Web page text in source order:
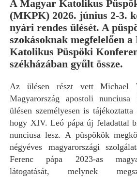
A Magyar Katolikus
(MKPK) 2026. június 2-3.
nyári rendes ülését. A
szokásoknak megfelelően
Katolikus Püspöki
székházában gyűlt össze.
Az ülésen részt vett Michael
Magyarország apostoli
ülésen személyesen is
hogy XIV. Leó pápa új feladattal
nunciusa lesz. A püspökök
négyéves magyarországi
Ferenc pápa 2023-as
látogatását, melynek